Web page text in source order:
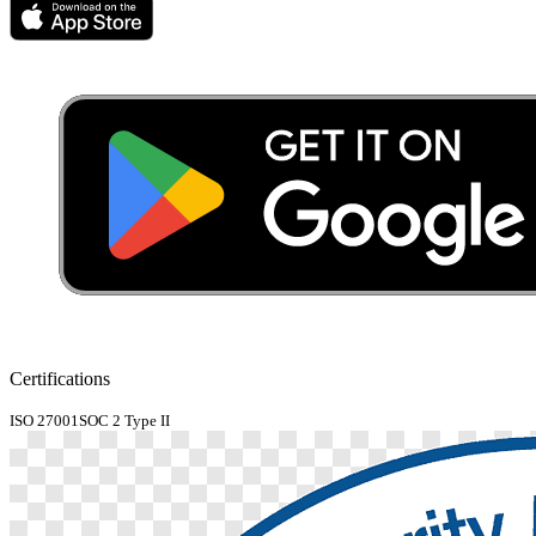
Certifications
ISO 27001SOC 2 Type II